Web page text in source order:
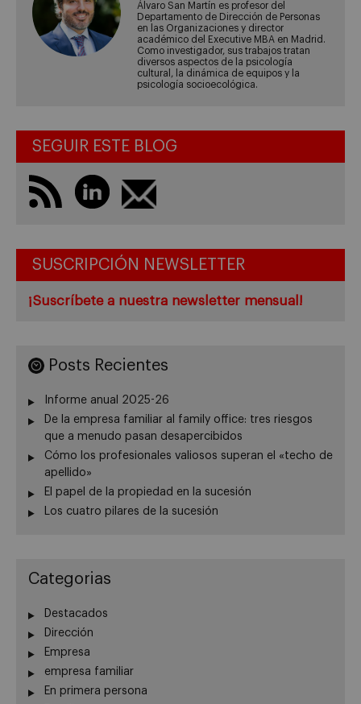
Álvaro San Martín es profesor del
Departamento de Dirección de Personas
en las Organizaciones y director
académico del Executive MBA en Madrid.
Como investigador, sus trabajos tratan
diversos aspectos de la psicología
cultural, la dinámica de equipos y la
psicología socioecológica.
SEGUIR ESTE BLOG
SUSCRIPCIÓN NEWSLETTER
¡Suscríbete a nuestra newsletter mensual!
Posts Recientes
Informe anual 2025-26
De la empresa familiar al family office: tres riesgos
que a menudo pasan desapercibidos
Cómo los profesionales valiosos superan el «techo de
apellido»
El papel de la propiedad en la sucesión
Los cuatro pilares de la sucesión
Categorias
Destacados
Dirección
Empresa
empresa familiar
En primera persona